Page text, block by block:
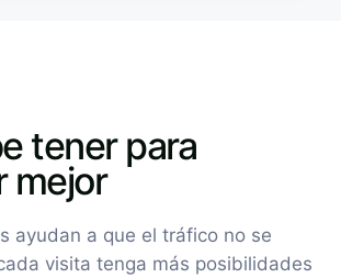
tener para
mejor
ayudan a que el tráfico no se
visita tenga más posibilidades